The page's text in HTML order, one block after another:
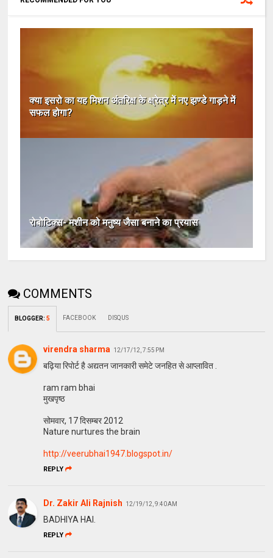
क्या इसरो का यह मिशन अंतरिक्ष के क्ष्रेत्र में नए झण्डे गाड़ने में
सफल होगा?
रोबोटिक्स- मशीन को मनुष्य जैसा बनाने का प्रयास
COMMENTS
BLOGGER:5 FACEBOOK DISQUS
virendra sharma 12/17/12, 7:55 PM
बढ़िया रिपोर्ट है अद्यतन जानकारी समेटे जनहित से आप्लावित .
ram ram bhai
मुखपृष्ठ
सोमवार, 17 दिसम्बर 2012
Nature nurtures the brain
http://veerubhai1947.blogspot.in/
REPLY
Dr. Zakir Ali Rajnish 12/19/12, 9:40 AM
BADHIYA HAI.
REPLY